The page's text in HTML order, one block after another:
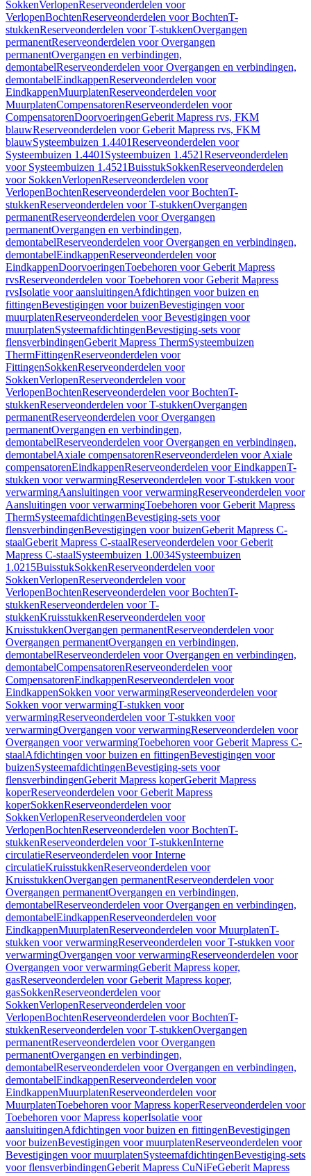
SokkenVerlopenReserveonderdelen voor
VerlopenBochtenReserveonderdelen voor BochtenT-
stukkenReserveonderdelen voor T-stukkenOvergangen
permanentReserveonderdelen voor Overgangen
permanentOvergangen en verbindingen,
demontabelReserveonderdelen voor Overgangen en verbindingen,
demontabelEindkappenReserveonderdelen voor
EindkappenMuurplatenReserveonderdelen voor
MuurplatenCompensatorenReserveonderdelen voor
CompensatorenDoorvoeringenGeberit Mapress rvs, FKM
blauwReserveonderdelen voor Geberit Mapress rvs, FKM
blauwSysteembuizen 1.4401Reserveonderdelen voor
Systeembuizen 1.4401 Systeembuizen 1.4521Reserveonderdelen
voor Systeembuizen 1.4521BuisstukSokkenReserveonderdelen
voor SokkenVerlopenReserveonderdelen voor
VerlopenBochtenReserveonderdelen voor BochtenT-
stukkenReserveonderdelen voor T-stukkenOvergangen
permanentReserveonderdelen voor Overgangen
permanentOvergangen en verbindingen,
demontabelReserveonderdelen voor Overgangen en verbindingen,
demontabelEindkappenReserveonderdelen voor
EindkappenDoorvoeringenToebehoren voor Geberit Mapress
rvsReserveonderdelen voor Toebehoren voor Geberit Mapress
rvsIsolatie voor aansluitingenAfdichtingen voor buizen en
fittingenBevestigingen voor buizenBevestigingen voor
muurplatenReserveonderdelen voor Bevestigingen voor
muurplatenSysteemafdichtingenBevestiging-sets voor
flensverbindingenGeberit Mapress ThermSysteembuizen
ThermFittingenReserveonderdelen voor
FittingenSokkenReserveonderdelen voor
SokkenVerlopenReserveonderdelen voor
VerlopenBochtenReserveonderdelen voor BochtenT-
stukkenReserveonderdelen voor T-stukkenOvergangen
permanentReserveonderdelen voor Overgangen
permanentOvergangen en verbindingen,
demontabelReserveonderdelen voor Overgangen en verbindingen,
demontabelAxiale compensatorenReserveonderdelen voor Axiale
compensatorenEindkappenReserveonderdelen voor EindkappenT-
stukken voor verwarmingReserveonderdelen voor T-stukken voor
verwarmingAansluitingen voor verwarmingReserveonderdelen voor
Aansluitingen voor verwarmingToebehoren voor Geberit Mapress
ThermSysteemafdichtingenBevestiging-sets voor
flensverbindingenBevestigingen voor buizenGeberit Mapress C-
staalGeberit Mapress C-staalReserveonderdelen voor Geberit
Mapress C-staalSysteembuizen 1.0034Systeembuizen
1.0215BuisstukSokkenReserveonderdelen voor
SokkenVerlopenReserveonderdelen voor
VerlopenBochtenReserveonderdelen voor BochtenT-
stukkenReserveonderdelen voor T-
stukkenKruisstukkenReserveonderdelen voor
KruisstukkenOvergangen permanentReserveonderdelen voor
Overgangen permanentOvergangen en verbindingen,
demontabelReserveonderdelen voor Overgangen en verbindingen,
demontabelCompensatorenReserveonderdelen voor
CompensatorenEindkappenReserveonderdelen voor
EindkappenSokken voor verwarmingReserveonderdelen voor
Sokken voor verwarmingT-stukken voor
verwarmingReserveonderdelen voor T-stukken voor
verwarmingOvergangen voor verwarmingReserveonderdelen voor
Overgangen voor verwarmingToebehoren voor Geberit Mapress C-
staalAfdichtingen voor buizen en fittingenBevestigingen voor
buizenSysteemafdichtingenBevestiging-sets voor
flensverbindingenGeberit Mapress koperGeberit Mapress
koperReserveonderdelen voor Geberit Mapress
koperSokkenReserveonderdelen voor
SokkenVerlopenReserveonderdelen voor
VerlopenBochtenReserveonderdelen voor BochtenT-
stukkenReserveonderdelen voor T-stukkenInterne
circulatieReserveonderdelen voor Interne
circulatieKruisstukkenReserveonderdelen voor
KruisstukkenOvergangen permanentReserveonderdelen voor
Overgangen permanentOvergangen en verbindingen,
demontabelReserveonderdelen voor Overgangen en verbindingen,
demontabelEindkappenReserveonderdelen voor
EindkappenMuurplatenReserveonderdelen voor MuurplatenT-
stukken voor verwarmingReserveonderdelen voor T-stukken voor
verwarmingOvergangen voor verwarmingReserveonderdelen voor
Overgangen voor verwarmingGeberit Mapress koper,
gasReserveonderdelen voor Geberit Mapress koper,
gasSokkenReserveonderdelen voor
SokkenVerlopenReserveonderdelen voor
VerlopenBochtenReserveonderdelen voor BochtenT-
stukkenReserveonderdelen voor T-stukkenOvergangen
permanentReserveonderdelen voor Overgangen
permanentOvergangen en verbindingen,
demontabelReserveonderdelen voor Overgangen en verbindingen,
demontabelEindkappenReserveonderdelen voor
EindkappenMuurplatenReserveonderdelen voor
MuurplatenToebehoren voor Mapress koperReserveonderdelen voor
Toebehoren voor Mapress koperIsolatie voor
aansluitingenAfdichtingen voor buizen en fittingenBevestigingen
voor buizenBevestigingen voor muurplatenReserveonderdelen voor
Bevestigingen voor muurplatenSysteemafdichtingenBevestiging-sets
voor flensverbindingenGeberit Mapress CuNiFeGeberit Mapress